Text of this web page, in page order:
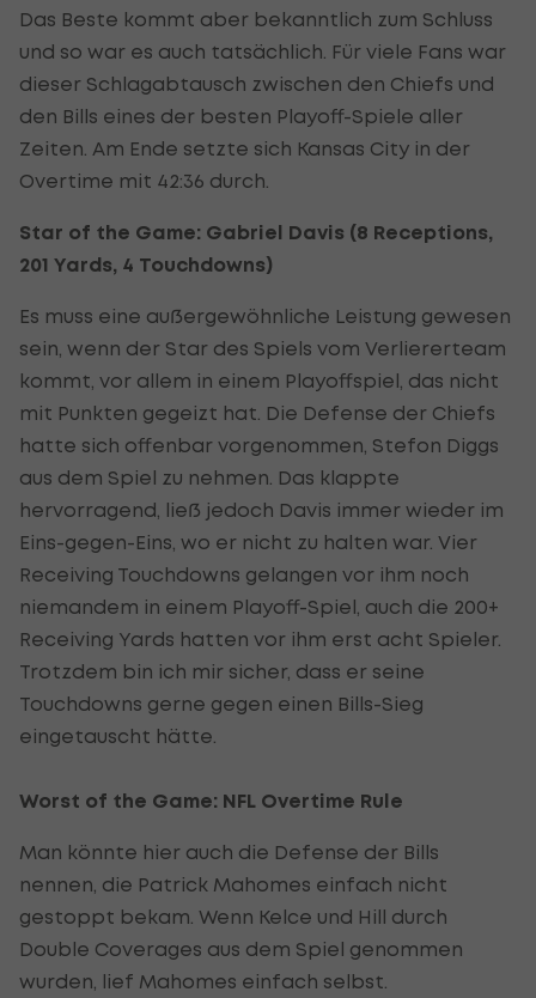
Das Beste kommt aber bekanntlich zum Schluss
und so war es auch tatsächlich. Für viele Fans war
dieser Schlagabtausch zwischen den Chiefs und
den Bills eines der besten Playoff-Spiele aller
Zeiten. Am Ende setzte sich Kansas City in der
Overtime mit 42:36 durch.
Star of the Game: Gabriel Davis (8 Receptions,
201 Yards, 4 Touchdowns)
Es muss eine außergewöhnliche Leistung gewesen
sein, wenn der Star des Spiels vom Verliererteam
kommt, vor allem in einem Playoffspiel, das nicht
mit Punkten gegeizt hat. Die Defense der Chiefs
hatte sich offenbar vorgenommen, Stefon Diggs
aus dem Spiel zu nehmen. Das klappte
hervorragend, ließ jedoch Davis immer wieder im
Eins-gegen-Eins, wo er nicht zu halten war. Vier
Receiving Touchdowns gelangen vor ihm noch
niemandem in einem Playoff-Spiel, auch die 200+
Receiving Yards hatten vor ihm erst acht Spieler.
Trotzdem bin ich mir sicher, dass er seine
Touchdowns gerne gegen einen Bills-Sieg
eingetauscht hätte.
Worst of the Game: NFL Overtime Rule
Man könnte hier auch die Defense der Bills
nennen, die Patrick Mahomes einfach nicht
gestoppt bekam. Wenn Kelce und Hill durch
Double Coverages aus dem Spiel genommen
wurden, lief Mahomes einfach selbst.